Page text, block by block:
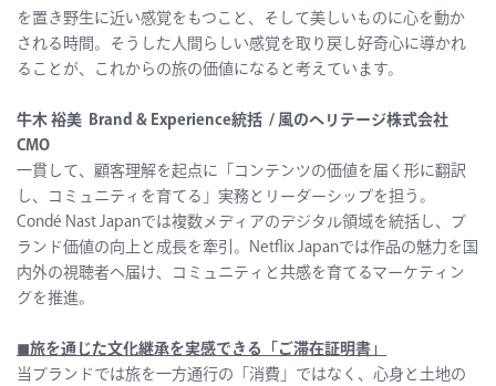
を置き野生に近い感覚をもつこと、そして美しいものに心を動か
される時間。そうした人間らしい感覚を取り戻し好奇心に導かれ
ることが、これからの旅の価値になると考えています。
牛木 裕美 Brand & Experience統括 / 風のヘリテージ株式会社
CMO
一貫して、顧客理解を起点に「コンテンツの価値を届く形に翻訳
し、コミュニティを育てる」実務とリーダーシップを担う。
Condé Nast Japanでは複数メディアのデジタル領域を統括し、ブ
ランド価値の向上と成長を牽引。Netflix Japanでは作品の魅力を国
内外の視聴者へ届け、コミュニティと共感を育てるマーケティン
グを推進。
◼︎旅を通じた文化継承を実感できる「ご滞在証明書」
当ブランドでは旅を一方通行の「消費」ではなく、心身と土地の